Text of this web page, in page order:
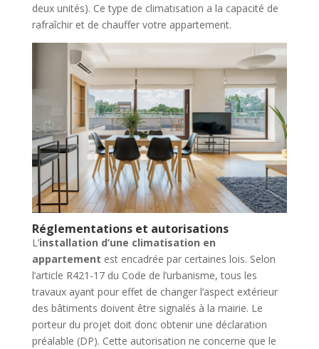
deux unités). Ce type de climatisation a la capacité de
rafraîchir et de chauffer votre appartement.
Réglementations et autorisations
L’installation d’une climatisation en
appartement est encadrée par certaines lois. Selon
l’article R421-17 du Code de l’urbanisme, tous les
travaux ayant pour effet de changer l’aspect extérieur
des bâtiments doivent être signalés à la mairie. Le
porteur du projet doit donc obtenir une déclaration
préalable (DP). Cette autorisation ne concerne que le